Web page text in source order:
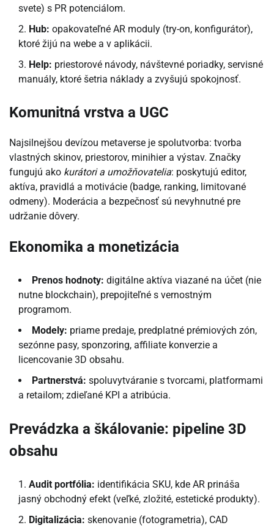
svete) s PR potenciálom.
Hub: opakovateľné AR moduly (try-on, konfigurátor),
ktoré žijú na webe a v aplikácii.
Help: priestorové návody, návštevné poriadky, servisné
manuály, ktoré šetria náklady a zvyšujú spokojnosť.
Komunitná vrstva a UGC
Najsilnejšou devízou metaverse je spolutvorba: tvorba
vlastných skinov, priestorov, minihier a výstav. Značky
fungujú ako kurátori a umožňovatelia: poskytujú editor,
aktíva, pravidlá a motivácie (badge, ranking, limitované
odmeny). Moderácia a bezpečnosť sú nevyhnutné pre
udržanie dôvery.
Ekonomika a monetizácia
Prenos hodnoty: digitálne aktíva viazané na účet (nie
nutne blockchain), prepojiteľné s vernostným
programom.
Modely: priame predaje, predplatné prémiových zón,
sezónne pasy, sponzoring, affiliate konverzie a
licencovanie 3D obsahu.
Partnerstvá: spoluvytváranie s tvorcami, platformami
a retailom; zdieľané KPI a atribúcia.
Prevádzka a škálovanie: pipeline 3D
obsahu
Audit portfólia: identifikácia SKU, kde AR prináša
jasný obchodný efekt (veľké, zložité, estetické produkty).
Digitalizácia: skenovanie (fotogrametria), CAD